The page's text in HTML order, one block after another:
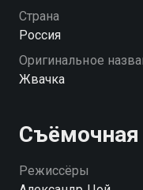
собственную
для девушки
любимого.
качестве.
можете совершенно
Страна
Россия
Оригинальное
Жвачка
Режиссёры